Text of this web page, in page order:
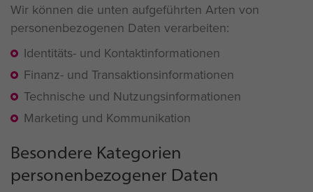
Wir können die unten aufgeführten Arten von
personenbezogenen Daten verarbeiten:
Identitäts- und Kontaktinformationen
Finanz- und Transaktionsinformationen
Technische und Nutzungsinformationen
Marketing und Kommunikation
Besondere Kategorien
personenbezogener Daten